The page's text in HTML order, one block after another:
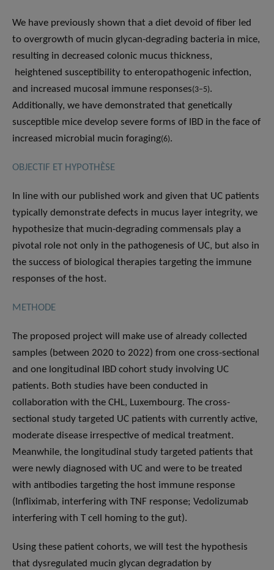
We have previously shown that a diet devoid of fiber led
to overgrowth of mucin glycan-degrading bacteria in mice,
resulting in decreased colonic mucus thickness,
heightened susceptibility to enteropathogenic infection,
and increased mucosal immune responses(3–5).
Additionally, we have demonstrated that genetically
susceptible mice develop severe forms of IBD in the face of
increased microbial mucin foraging(6).
OBJECTIF ET HYPOTHÈSE
In line with our published work and given that UC patients
typically demonstrate defects in mucus layer integrity, we
hypothesize that mucin-degrading commensals play a
pivotal role not only in the pathogenesis of UC, but also in
the success of biological therapies targeting the immune
responses of the host.
METHODE
The proposed project will make use of already collected
samples (between 2020 to 2022) from one cross-sectional
and one longitudinal IBD cohort study involving UC
patients. Both studies have been conducted in
collaboration with the CHL, Luxembourg. The cross-
sectional study targeted UC patients with currently active,
moderate disease irrespective of medical treatment.
Meanwhile, the longitudinal study targeted patients that
were newly diagnosed with UC and were to be treated
with antibodies targeting the host immune response
(Infliximab, interfering with TNF response; Vedolizumab
interfering with T cell homing to the gut).
Using these patient cohorts, we will test the hypothesis
that dysregulated mucin glycan degradation by